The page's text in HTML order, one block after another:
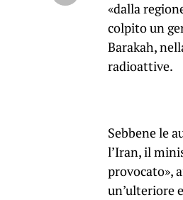
«dalla
colpito un
Barakah,
radioattive.
Sebbene le
l’Iran, il
provocato»,
un’ulteriore